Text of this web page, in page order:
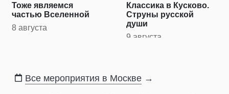
Тоже являемся
частью Вселенной
8 августа
Классика в Кусково.
Струны русской
души
9 августа
Все мероприятия в Москве →